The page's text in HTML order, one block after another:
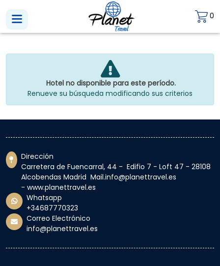
0
Hotel no disponible para este período.
Renueve su búsqueda modificando sus criterios
Dirección
Carretera de Fuencarral, 44 - Edifio 7 - Loft 47 - 28108
Alcobendas Madrid Mail.info@planettravel.es
- www.planettravel.es
Whatsapp
+34687770323
Correo Electrónico
info@planettravel.es